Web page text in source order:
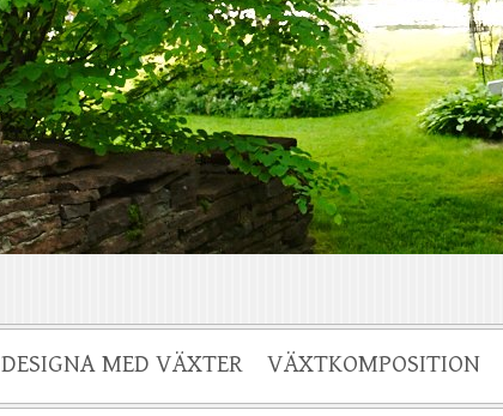
DESIGNA MED VÄXTER VÄXTKOMPOSITION